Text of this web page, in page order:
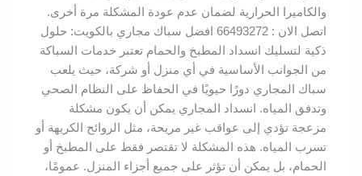
والكاميرا الحرارية لضمان عدم عودة المشكلة مرة أخرى.
اتصل الان : 66493272 افضل سباك مجاري بالكويت: حلول
ذكية لتسليك انسداد المطبخ والحمام تعتبر خدمات السباكة
من الجوانب الأساسية في أي منزل أو شركة، حيث يلعب
سباك المجاري دورًا حيويًا في الحفاظ على النظام الصحي
وتدفق المياه. انسداد المجاري يمكن أن يكون مشكلة
مزعجة تؤدي إلى عواقب غير مريحة، مثل الروائح الكريهة أو
تسرب المياه. هذه المشكلة لا تقتصر فقط على المطبخ أو
الحمام، بل يمكن أن تؤثر على جميع أجزاء المنزل. عمومًا،